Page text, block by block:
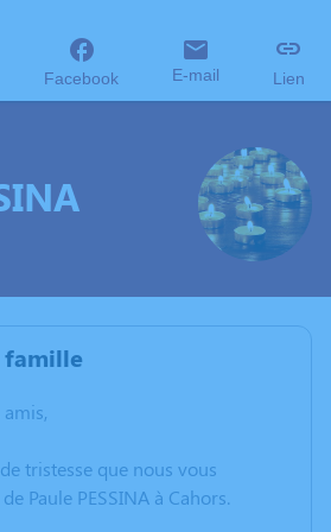
Facebook E-mail Lien
famille
tristesse que nous vous
Paule PESSINA à Cahors.